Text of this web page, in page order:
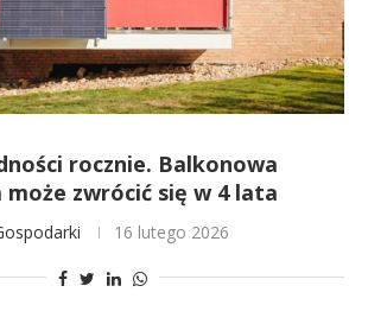
rocznie. Balkonowa
zwrócić się w 4 lata
16 lutego 2026